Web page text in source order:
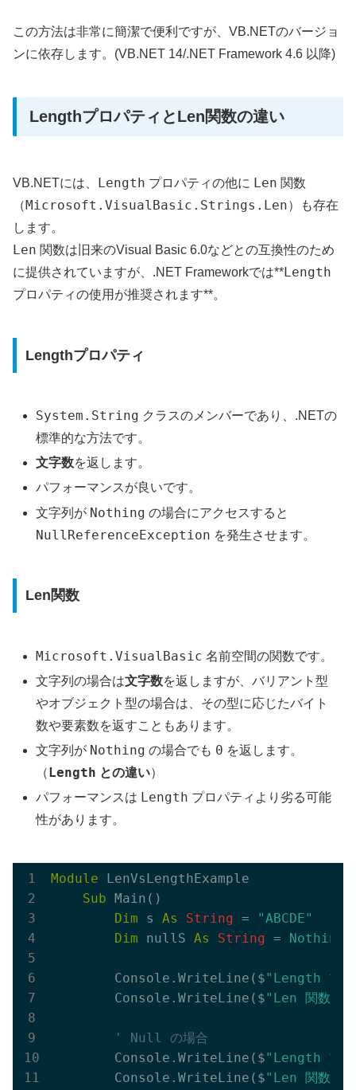
この方法は非常に簡潔で便利ですが、VB.NETのバージョ
ンに依存します。(VB.NET 14/.NET Framework 4.6 以降)
LengthプロパティとLen関数の違い
VB.NETには、 Length プロパティの他に Len 関数
（Microsoft.VisualBasic.Strings.Len）も存在
します。
Len 関数は旧来のVisual Basic 6.0などとの互換性のため
に提供されていますが、.NET Frameworkでは**Length
プロパティの使用が推奨されます**。
Lengthプロパティ
System.String クラスのメンバーであり、.NETの
標準的な方法です。
文字数を返します。
パフォーマンスが良いです。
文字列が Nothing の場合にアクセスすると
NullReferenceException を発生させます。
Len関数
Microsoft.VisualBasic 名前空間の関数です。
文字列の場合は文字数を返しますが、バリアント型
やオブジェクト型の場合は、その型に応じたバイト
数や要素数を返すこともあります。
文字列が Nothing の場合でも 0 を返します。
（Length との違い）
パフォーマンスは Length プロパティより劣る可能
性があります。
Module LenVsLengthExample
Sub Main()
Dim s As String =
"ABCDE"
Dim nullS As String = Nothing
        Console.WriteLine($
"Length プ
        Console.WriteLine($
"Len 関数:
' Null の場合
        Console.WriteLine($
"Length プ
        Console.WriteLine($
"Len 関数